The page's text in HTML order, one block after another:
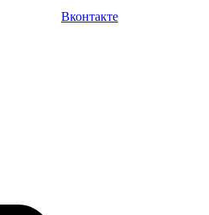
Вконтакте